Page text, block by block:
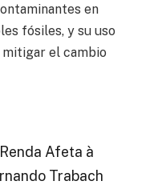
en
fósiles, y su uso
el cambio
Afeta à
Trabach